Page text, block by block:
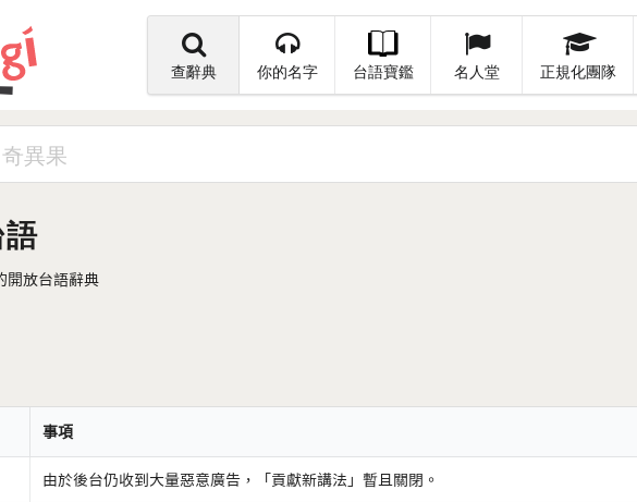
查辭典 你的名字 台語寶鑑 名人堂 正規化團隊
開放台語辭典
事項
由於後台仍收到大量惡意廣告，「貢獻新講法」暫且關閉。